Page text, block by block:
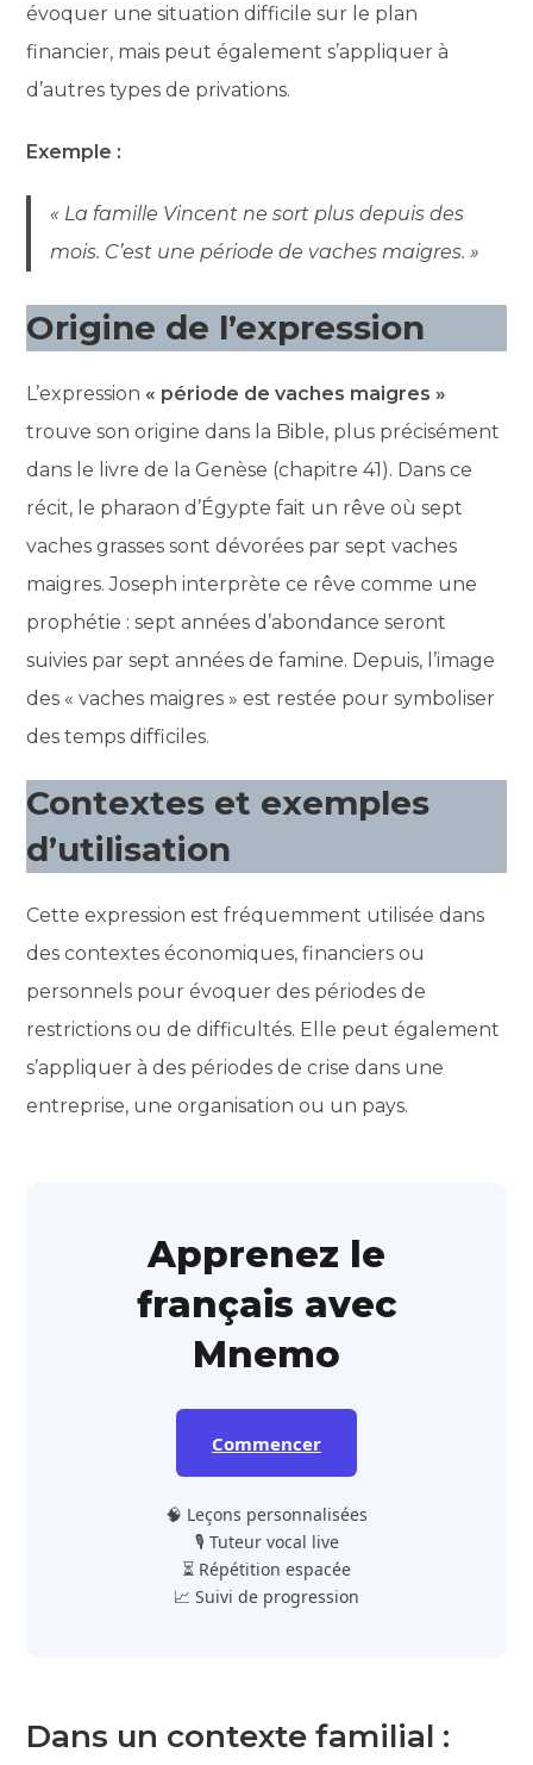
évoquer une situation difficile sur le plan
financier, mais peut également s’appliquer à
d’autres types de privations.
Exemple :
« La famille Vincent ne sort plus depuis des
mois. C’est une période de vaches maigres. »
Origine de l’expression
L’expression « période de vaches maigres »
trouve son origine dans la Bible, plus précisément
dans le livre de la Genèse (chapitre 41). Dans ce
récit, le pharaon d’Égypte fait un rêve où sept
vaches grasses sont dévorées par sept vaches
maigres. Joseph interprète ce rêve comme une
prophétie : sept années d’abondance seront
suivies par sept années de famine. Depuis, l’image
des « vaches maigres » est restée pour symboliser
des temps difficiles.
Contextes et exemples
d’utilisation
Cette expression est fréquemment utilisée dans
des contextes économiques, financiers ou
personnels pour évoquer des périodes de
restrictions ou de difficultés. Elle peut également
s’appliquer à des périodes de crise dans une
entreprise, une organisation ou un pays.
Apprenez le
français avec
Mnemo
Commencer
🧠 Leçons personnalisées
🎙️ Tuteur vocal live
⏳ Répétition espacée
📈 Suivi de progression
Dans un contexte familial :